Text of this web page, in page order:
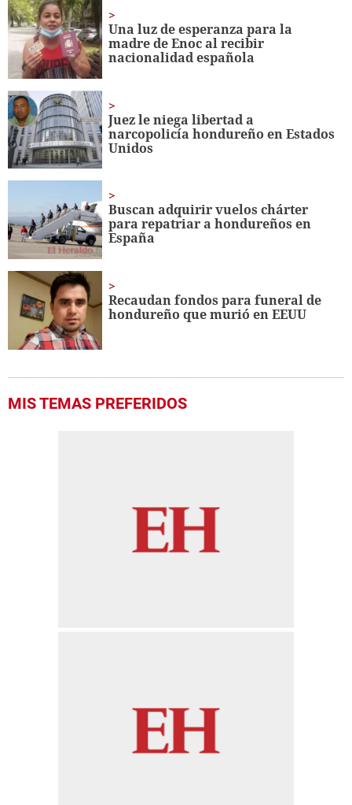
54
seconds
Una luz de esperanza para la
madre de Enoc al recibir
nacionalidad española
Juez le niega libertad a
narcopolicía hondureño en Estados
Unidos
Buscan adquirir vuelos chárter
para repatriar a hondureños en
España
Recaudan fondos para funeral de
hondureño que murió en EEUU
MIS TEMAS PREFERIDOS